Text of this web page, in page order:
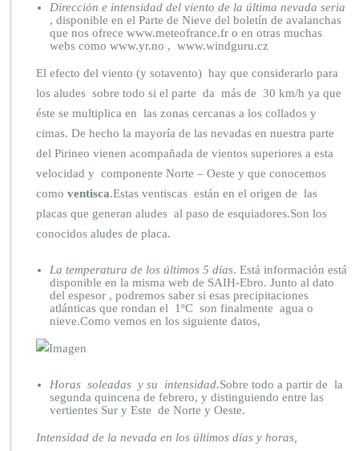
Dirección e intensidad del viento de la última nevada seria
, disponible en el Parte de Nieve del boletín de avalanchas
que nos ofrece www.meteofrance.fr o en otras muchas
webs como www.yr.no , www.windguru.cz
El efecto del viento (y sotavento) hay que considerarlo para
los aludes sobre todo si el parte da más de 30 km/h ya que
éste se multiplica en las zonas cercanas a los collados y
cimas. De hecho la mayoría de las nevadas en nuestra parte
del Pirineo vienen acompañada de vientos superiores a esta
velocidad y componente Norte – Oeste y que conocemos
como ventisca.Estas ventiscas están en el origen de las
placas que generan aludes al paso de esquiadores.Son los
conocidos aludes de placa.
La temperatura de los últimos 5 días. Está información está
disponible en la misma web de SAIH-Ebro. Junto al dato
del espesor , podremos saber si esas precipitaciones
atlánticas que rondan el 1ºC son finalmente agua o
nieve.Como vemos en los siguiente datos,
Horas soleadas y su intensidad.Sobre todo a partir de la
segunda quincena de febrero, y distinguiendo entre las
vertientes Sur y Este de Norte y Oeste.
Intensidad de la nevada en los últimos días y horas,